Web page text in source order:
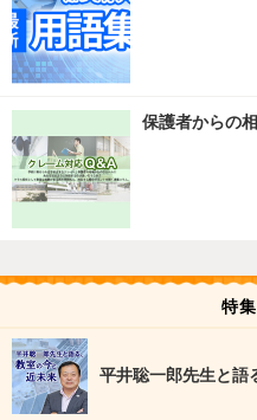
保護者からの
特
平井聡一郎先生と語